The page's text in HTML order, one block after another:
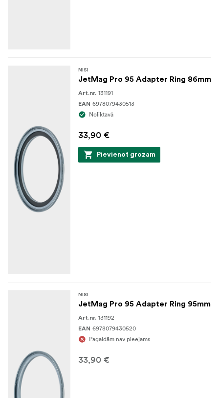
NISI
JetMag Pro 95 Adapter Ring 86mm
Art.nr. 131191
EAN 6978079430513
Noliktavā
33,90 €
Pievienot grozam
NISI
JetMag Pro 95 Adapter Ring 95mm
Art.nr. 131192
EAN 6978079430520
Pagaidām nav pieejams
33,90 €